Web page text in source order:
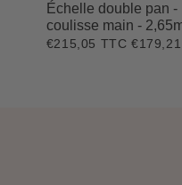
Échelle double pan -
coulisse main -
Prix
€215,05 TTC €215,05